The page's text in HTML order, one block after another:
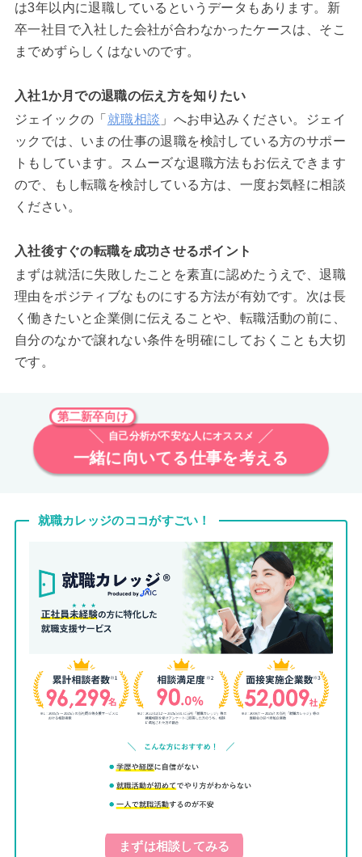
は3年以内に退職しているというデータもあります。新
卒一社目で入社した会社が合わなかったケースは、そこ
までめずらしくはないのです。
入社1か月での退職の伝え方を知りたい
ジェイックの「 就職相談 」へお申込みください。ジェイ
ックでは、いまの仕事の退職を検討している方のサポー
トもしています。スムーズな退職方法もお伝えできます
ので、もし転職を検討している方は、一度お気軽に相談
ください。
入社後すぐの転職を成功させるポイント
まずは就活に失敗したことを素直に認めたうえで、退職
理由をポジティブなものにする方法が有効です。次は長
く働きたいと企業側に伝えることや、転職活動の前に、
自分のなかで譲れない条件を明確にしておくことも大切
です。
第二新卒向け
自己分析が不安な人にオススメ
一緒に向いてる仕事を考える
就職カレッジのココがすごい！
まずは相談してみる